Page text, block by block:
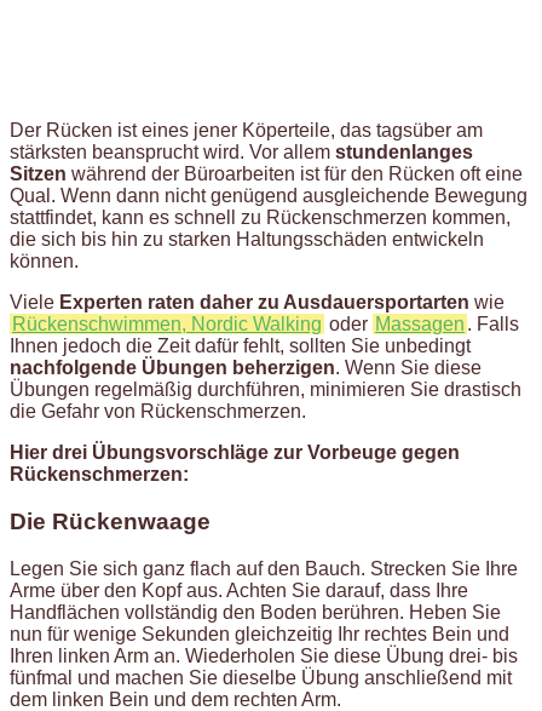
Der Rücken ist eines jener Köperteile, das tagsüber am
stärksten beansprucht wird. Vor allem stundenlanges
Sitzen während der Büroarbeiten ist für den Rücken oft eine
Qual. Wenn dann nicht genügend ausgleichende Bewegung
stattfindet, kann es schnell zu Rückenschmerzen kommen,
die sich bis hin zu starken Haltungsschäden entwickeln
können.
Viele Experten raten daher zu Ausdauersportarten wie
Rückenschwimmen, Nordic Walking oder Massagen . Falls
Ihnen jedoch die Zeit dafür fehlt, sollten Sie unbedingt
nachfolgende Übungen beherzigen. Wenn Sie diese
Übungen regelmäßig durchführen, minimieren Sie drastisch
die Gefahr von Rückenschmerzen.
Hier drei Übungsvorschläge zur Vorbeuge gegen
Rückenschmerzen:
Die Rückenwaage
Legen Sie sich ganz flach auf den Bauch. Strecken Sie Ihre
Arme über den Kopf aus. Achten Sie darauf, dass Ihre
Handflächen vollständig den Boden berühren. Heben Sie
nun für wenige Sekunden gleichzeitig Ihr rechtes Bein und
Ihren linken Arm an. Wiederholen Sie diese Übung drei- bis
fünfmal und machen Sie dieselbe Übung anschließend mit
dem linken Bein und dem rechten Arm.